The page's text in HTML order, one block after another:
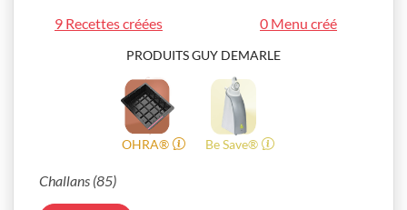
9 Recettes créées 0 Menu créé
PRODUITS GUY DEMARLE
OHRA® Be Save®
Challans (85)